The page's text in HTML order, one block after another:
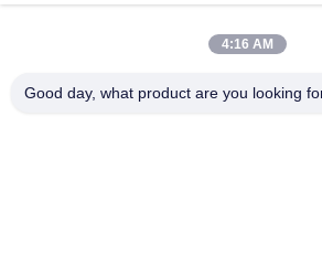
หมวดหมู่ยอดนิยม
4:16 AM
Good day, what product are you looking